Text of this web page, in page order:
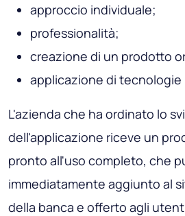
approccio individuale;
professionalità;
creazione di un prodotto
applicazione di tecnologie
L'azienda che ha ordinato lo
dell'applicazione riceve un
pronto all'uso completo, che
immediatamente aggiunto al
della banca e offerto agli